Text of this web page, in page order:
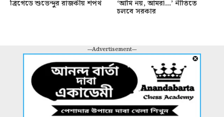
ব্রিগেডে শুভেন্দুর রাজকীয় শপথ ‘আমি নয়, আমরা…’ নীতিতে
চলবে সরকার
---Advertisement---